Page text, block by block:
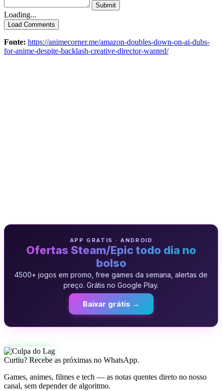
Submit
Loading...
Load Comments
Fonte: https://animecorner.me/amazon-doubles-down-on-ai-dubs-
for-anime-despite-backlash-creative-director-wanted/
APP GRATIS · ANDROID
Ofertas Steam/Epic todo dia no
bolso
4500+ jogos em promo, free games da semana, alertas de
preço. Grátis no Google Play.
Baixar grátis →
Curtiu? Recebe as próximas no WhatsApp.
Games, animes, filmes e tech — as notas quentes direto no nosso
canal, sem depender de algoritmo.